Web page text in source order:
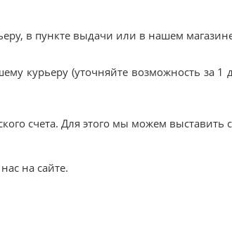
в пункте выдачи или в нашем
курьеру (уточняйте возможность за 1
счета. Для этого мы можем выставить
на сайте.